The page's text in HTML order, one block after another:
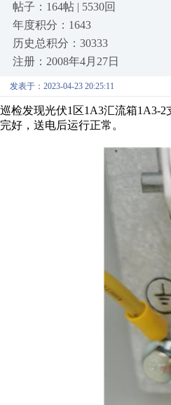
帖子：164帖 | 5530回
年度积分：1643
历史总积分：30333
注册：2008年4月27日
发表于：2023-04-23 20:25:11
巡检发现光伏1区1A3汇流箱1A3-
完好，送电后运行正常。